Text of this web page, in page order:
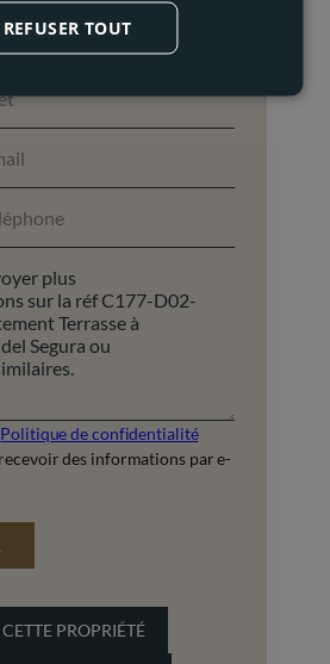
Politique de confidentialité
recevoir des informations par e-
PROPRIÉTÉ
REFUSER TOUT